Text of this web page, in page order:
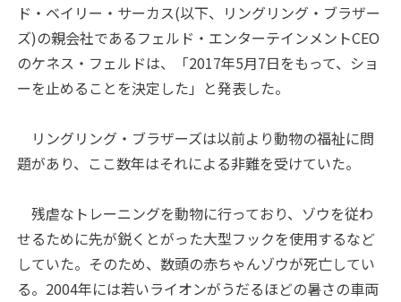
ド・ベイリー・サーカス(以下、リングリング・ブラザー
ズ)の親会社であるフェルド・エンターテインメントCEO
のケネス・フェルドは、「2017年5月7日をもって、ショ
ーを止めることを決定した」と発表した。
リングリング・ブラザーズは以前より動物の福祉に問
題があり、ここ数年はそれによる非難を受けていた。
残虐なトレーニングを動物に行っており、ゾウを従わ
せるために先が鋭くとがった大型フックを使用するなど
していた。そのため、数頭の赤ちゃんゾウが死亡してい
る。2004年には若いライオンがうだるほどの暑さの車両